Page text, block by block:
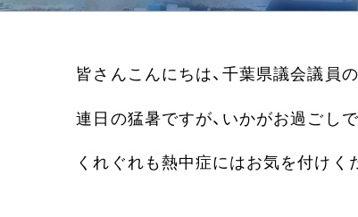
皆さんこんにちは、千葉県議会議員
連日の猛暑ですが、いかがお過ごしで
くれぐれも熱中症にはお気を付けく